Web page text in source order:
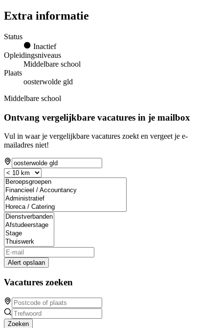
Extra informatie
Status
Inactief
Opleidingsniveaus
Middelbare school
Plaats
oosterwolde gld
Middelbare school
Ontvang vergelijkbare vacatures in je mailbox
Vul in waar je vergelijkbare vacatures zoekt en vergeet je e-
mailadres niet!
Alert opslaan
Vacatures zoeken
Zoeken